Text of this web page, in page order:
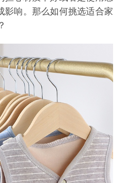
影响。那么如何挑选适合家